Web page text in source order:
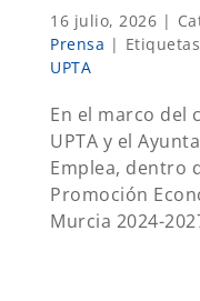
16 julio, 2026 |
Prensa |
UPTA
En el marco del
UPTA y el
Emplea, dentro
Promoción
Murcia 2024-